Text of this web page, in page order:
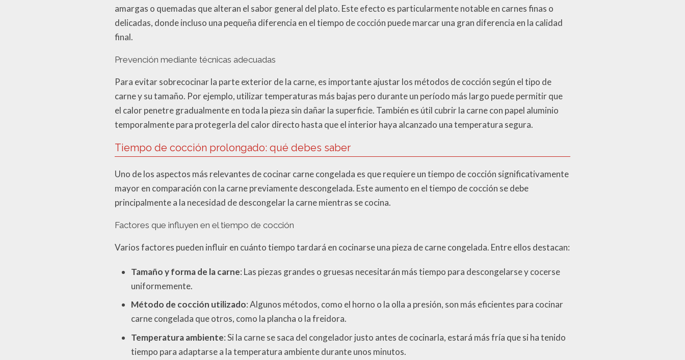
amargas o quemadas que alteran el sabor general del plato. Este efecto es particularmente notable en carnes finas o
delicadas, donde incluso una pequeña diferencia en el tiempo de cocción puede marcar una gran diferencia en la calidad
final.
Prevención mediante técnicas adecuadas
Para evitar sobrecocinar la parte exterior de la carne, es importante ajustar los métodos de cocción según el tipo de
carne y su tamaño. Por ejemplo, utilizar temperaturas más bajas pero durante un período más largo puede permitir que
el calor penetre gradualmente en toda la pieza sin dañar la superficie. También es útil cubrir la carne con papel aluminio
temporalmente para protegerla del calor directo hasta que el interior haya alcanzado una temperatura segura.
Tiempo de cocción prolongado: qué debes saber
Uno de los aspectos más relevantes de cocinar carne congelada es que requiere un tiempo de cocción significativamente
mayor en comparación con la carne previamente descongelada. Este aumento en el tiempo de cocción se debe
principalmente a la necesidad de descongelar la carne mientras se cocina.
Factores que influyen en el tiempo de cocción
Varios factores pueden influir en cuánto tiempo tardará en cocinarse una pieza de carne congelada. Entre ellos destacan:
Tamaño y forma de la carne: Las piezas grandes o gruesas necesitarán más tiempo para descongelarse y cocerse
uniformemente.
Método de cocción utilizado: Algunos métodos, como el horno o la olla a presión, son más eficientes para cocinar
carne congelada que otros, como la plancha o la freidora.
Temperatura ambiente: Si la carne se saca del congelador justo antes de cocinarla, estará más fría que si ha tenido
tiempo para adaptarse a la temperatura ambiente durante unos minutos.